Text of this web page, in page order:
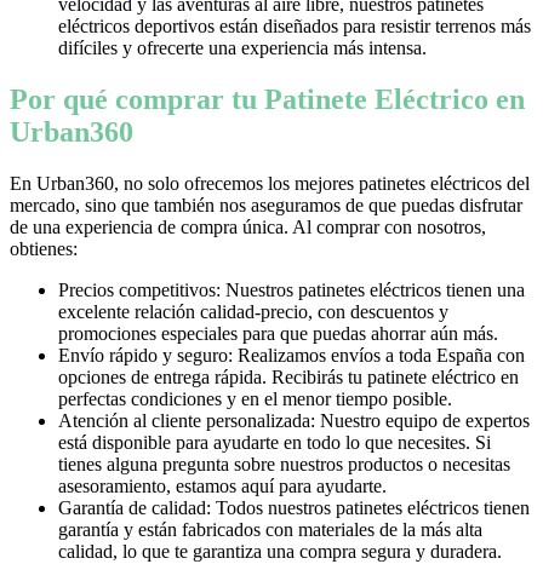
velocidad y las aventuras al aire libre, nuestros patinetes
eléctricos deportivos están diseñados para resistir terrenos más
difíciles y ofrecerte una experiencia más intensa.
Por qué comprar tu Patinete Eléctrico en
Urban360
En Urban360, no solo ofrecemos los mejores patinetes eléctricos del
mercado, sino que también nos aseguramos de que puedas disfrutar
de una experiencia de compra única. Al comprar con nosotros,
obtienes:
Precios competitivos: Nuestros patinetes eléctricos tienen una
excelente relación calidad-precio, con descuentos y
promociones especiales para que puedas ahorrar aún más.
Envío rápido y seguro: Realizamos envíos a toda España con
opciones de entrega rápida. Recibirás tu patinete eléctrico en
perfectas condiciones y en el menor tiempo posible.
Atención al cliente personalizada: Nuestro equipo de expertos
está disponible para ayudarte en todo lo que necesites. Si
tienes alguna pregunta sobre nuestros productos o necesitas
asesoramiento, estamos aquí para ayudarte.
Garantía de calidad: Todos nuestros patinetes eléctricos tienen
garantía y están fabricados con materiales de la más alta
calidad, lo que te garantiza una compra segura y duradera.